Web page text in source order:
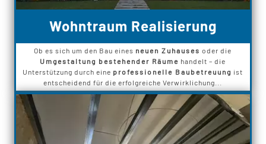
Wohntraum Realisierung
Ob es sich um den Bau eines neuen Zuhauses oder die
Umgestaltung bestehender Räume handelt – die
Unterstützung durch eine professionelle Baubetreuung ist
entscheidend für die erfolgreiche Verwirklichung...